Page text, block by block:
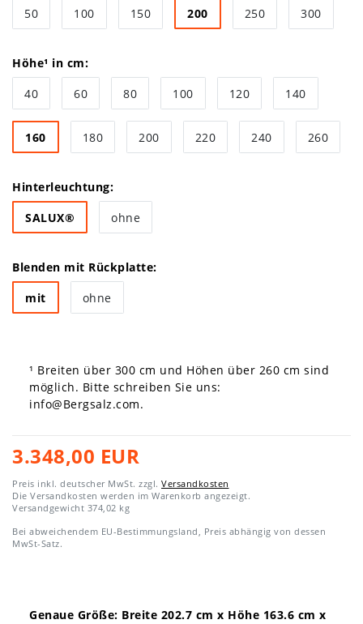
50
100 150 200 250 300
Höhe¹ in cm:
40
60 80 100 120 140
160 180 200 220 240 260
Hinterleuchtung:
SALUX®
ohne
Blenden mit Rückplatte:
mit
ohne
¹ Breiten über 300 cm und Höhen über 260 cm sind
möglich. Bitte schreiben Sie uns:
info@Bergsalz.com.
3.348,00 EUR
Preis inkl. deutscher MwSt. zzgl. Versandkosten
Die Versandkosten werden im Warenkorb angezeigt.
Versandgewicht 374,02 kg
Bei abweichendem EU-Bestimmungsland, Preis abhängig von dessen
MwSt-Satz.
Genaue Größe: Breite 202.7 cm x Höhe 163.6 cm x